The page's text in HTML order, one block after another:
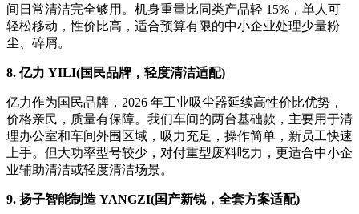
间日常清洁完全够用。机身重量比同类产品轻 15%，单人可
轻松移动，性价比高，适合预算有限的中小企业处理少量粉
尘、碎屑。
8. 亿力 YILI(国民品牌，轻度清洁适配)
亿力作为国民品牌，2026 年工业吸尘器延续高性价比优势，
价格亲民，质量有保障。我们车间的两台基础款，主要用于清
理办公室和车间外围区域，吸力充足，操作简单，新员工快速
上手。但大功率型号较少，对付重型废料吃力，更适合中小企
业辅助清洁或轻度清洁场景。
9. 扬子智能制造 YANGZI(国产新锐，全套方案适配)